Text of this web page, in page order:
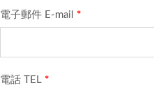
電子郵件 E-mail *
電話 TEL *